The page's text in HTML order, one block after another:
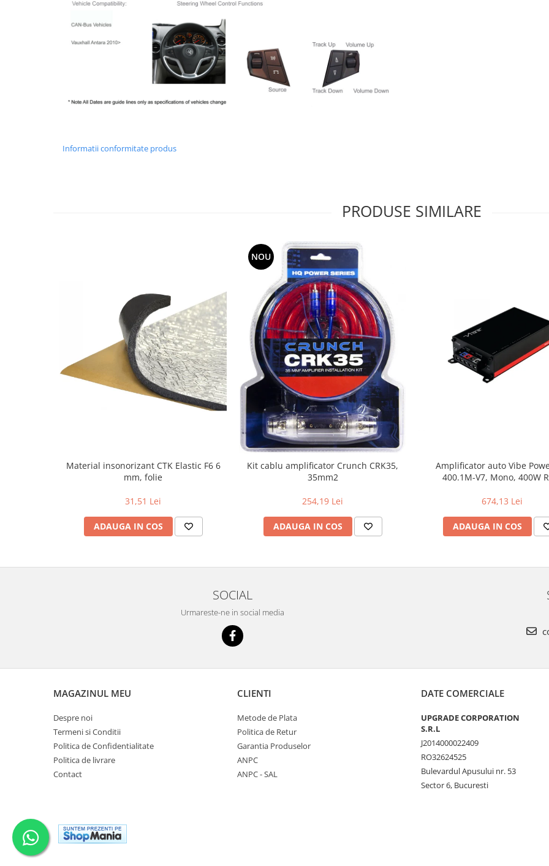
Informatii conformitate produs
PRODUSE SIMILARE
Material insonorizant CTK Elastic F6 6
mm, folie
31,51 Lei
ADAUGA IN COS
NOU
Kit cablu amplificator Crunch CRK35,
35mm2
254,19 Lei
ADAUGA IN COS
Amplificator auto Vibe
400.1M-V7, Mono, 400W
674,13 Lei
ADAUGA IN COS
SOCIAL
Urmareste-ne in social media
MAGAZINUL MEU
Despre noi
Termeni si Conditii
Politica de Confidentialitate
Politica de livrare
Contact
CLIENTI
Metode de Plata
Politica de Retur
Garantia Produselor
ANPC
ANPC - SAL
DATE COMERCIALE
UPGRADE CORPORATION
S.R.L
J2014000022409
RO32624525
Bulevardul Apusului nr. 53
Sector 6, Bucuresti